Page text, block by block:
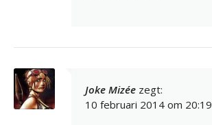
Joke Mizée zegt:
10 februari 2014 om 20:19